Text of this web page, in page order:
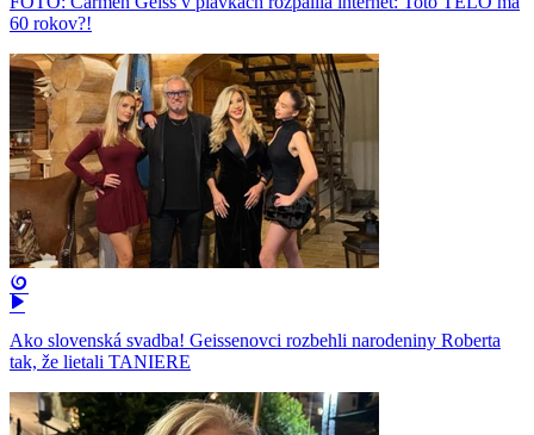
60 rokov?!
Ako slovenská svadba! Geissenovci rozbehli narodeniny Roberta
tak, že lietali TANIERE